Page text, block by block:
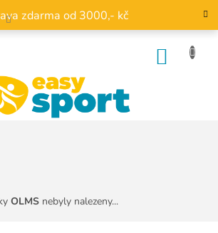
zdarma od 3000,- kč
OLMS nebyly nalezeny...